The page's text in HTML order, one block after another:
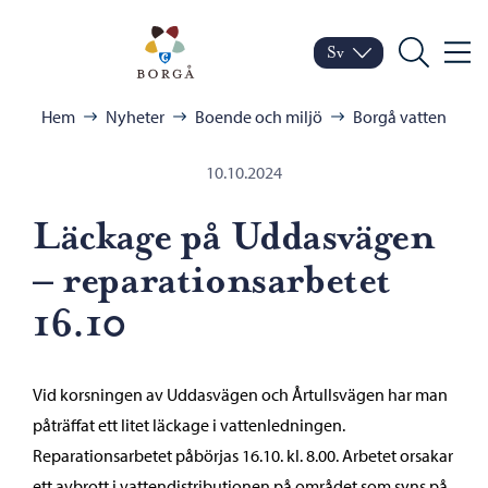
Porvoo – Gå till
Byt språk
Nuvarande språk:
Sv
Sök Meny
Bläddra:
Hem Nyheter Boende och miljö Borgå vatten
10.10.2024
Läckage på Uddasvägen
– reparationsarbetet
16.10
Vid korsningen av Uddasvägen och Årtullsvägen har man
påträffat ett litet läckage i vattenledningen.
Reparationsarbetet påbörjas 16.10. kl. 8.00. Arbetet orsakar